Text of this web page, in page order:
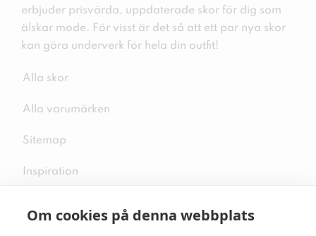
Om cookies på denna webbplats
erbjuder prisvärda, uppdaterade skor för dig som
älskar mode. För visst är det så att ett par nya skor
kan göra underverk för hela din outfit!
Alla skor
Alla varumärken
Sitemap
Inspiration